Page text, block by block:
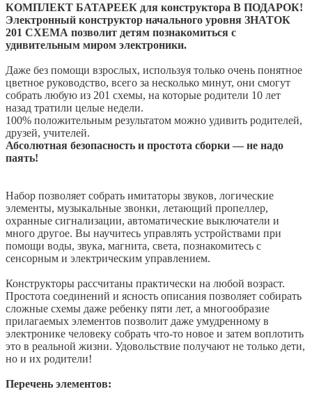
КОМПЛЕКТ БАТАРЕЕК для конструктора В ПОДАРОК!
Электронный конструктор начального уровня ЗНАТОК
201 СХЕМА позволит детям познакомиться с
удивительным миром электроники.
Даже без помощи взрослых, используя только очень понятное
цветное руководство, всего за несколько минут, они смогут
собрать любую из 201 схемы, на которые родители 10 лет
назад тратили целые недели.
100% положительным результатом можно удивить родителей,
друзей, учителей.
Абсолютная безопасность и простота сборки — не надо
паять!
Набор позволяет собрать имитаторы звуков, логические
элементы, музыкальные звонки, летающий пропеллер,
охранные сигнализации, автоматические выключатели и
много другое. Вы научитесь управлять устройствами при
помощи воды, звука, магнита, света, познакомитесь с
сенсорным и электрическим управлением.
Конструкторы рассчитаны практически на любой возраст.
Простота соединений и ясность описания позволяет собирать
сложные схемы даже ребенку пяти лет, а многообразие
прилагаемых элементов позволит даже умудренному в
электронике человеку собрать что-то новое и затем воплотить
это в реальной жизни. Удовольствие получают не только дети,
но и их родители!
Перечень элементов: